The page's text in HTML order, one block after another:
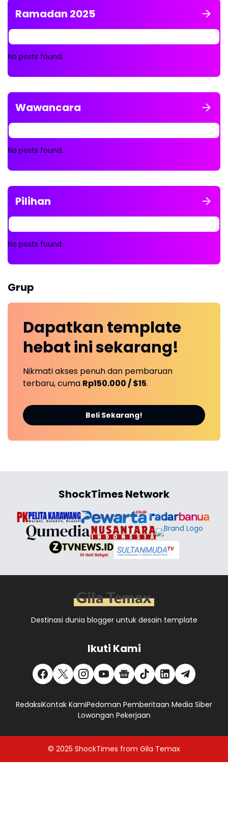
Ramadan 2025
No posts found.
Wawancara
No posts found.
Pilihan
No posts found.
Grup
Dapatkan template
hebat inisekarang!
Nikmati akses penuh dan pembaruan
terbaru, cuma Rp150.000 / $15.
Beli Sekarang!
ShockTimes Network
Destinasi dunia blogger untuk desain template
Ikuti Kami
RedaksiKontak KamiPedoman Pemberitaan Media Siber
Lowongan Pekerjaan
© 2025 ShockTimes from Gila Temax